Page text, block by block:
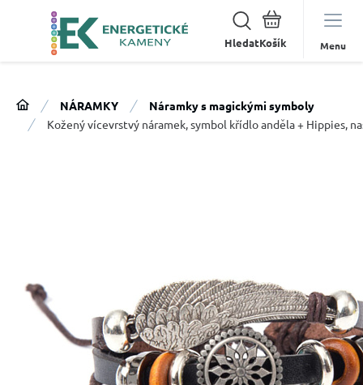
Hledat Menu
NÁRAMKY
Náramky s magickými symboly
Kožený vícevrstvý náramek, symbol křídlo anděla + Hippies,